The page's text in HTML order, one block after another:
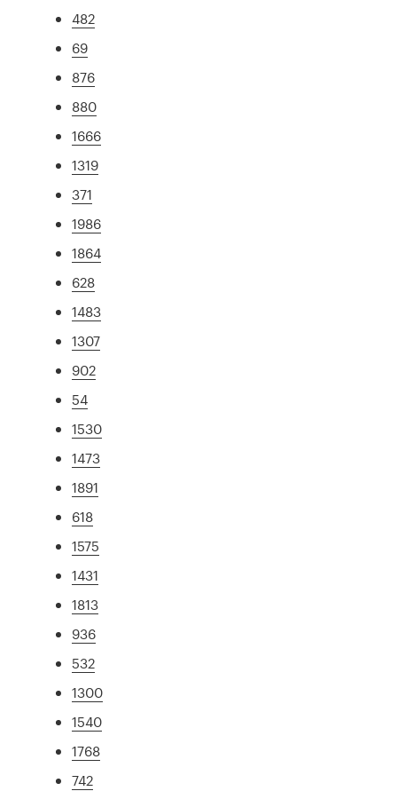
482
69
876
880
1666
1319
371
1986
1864
628
1483
1307
902
54
1530
1473
1891
618
1575
1431
1813
936
532
1300
1540
1768
742